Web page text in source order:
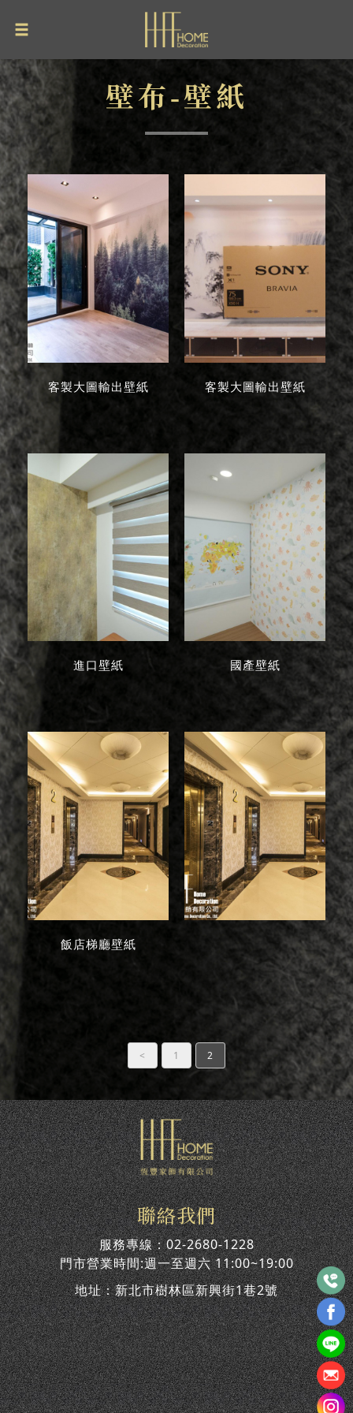
壁布-壁紙
客製大圖輸出壁紙 客製大圖輸出壁紙
進口壁紙 國產壁紙
飯店梯廳壁紙
< 1 2
聯絡我們
服務專線：02-2680-1228
門市營業時間:週一至週六 11:00~19:00
地址：新北市樹林區新興街1巷2號